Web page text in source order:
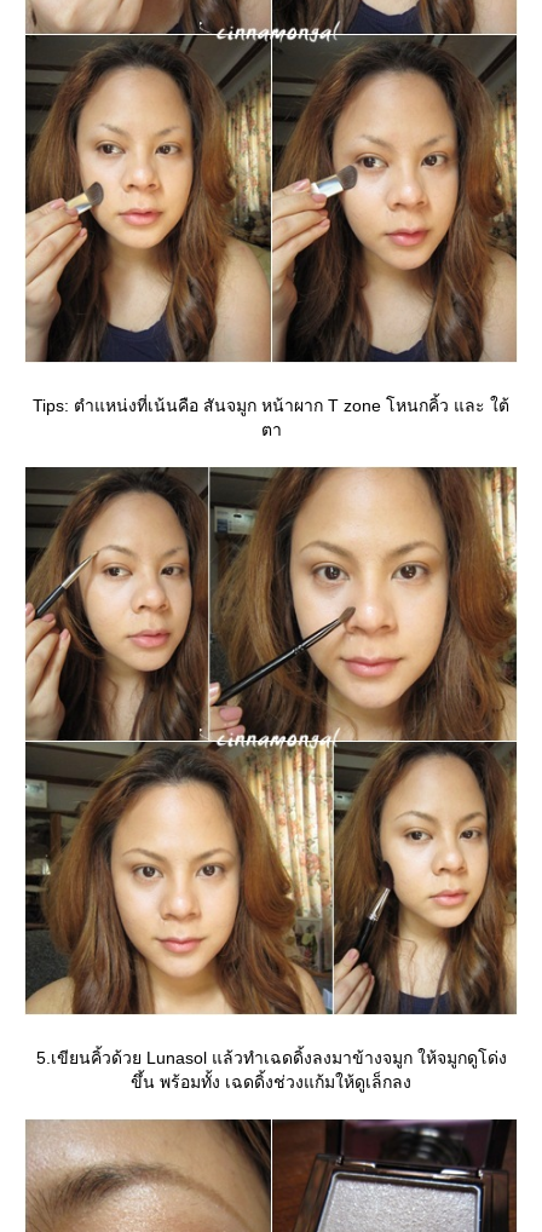
Tips: ตำแหน่งที่เน้นคือ สันจมูก หน้าผาก T zone โหนกคิ้ว และ ใต้
ตา
5.เขียนคิ้วด้วย Lunasol แล้วทำเฉดดิ้งลงมาข้างจมูก ให้จมูกดูโด่ง
ขึ้น พร้อมทั้ง เฉดดิ้งช่วงแก้มให้ดูเล็กลง